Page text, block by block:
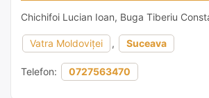
Chichifoi Lucian Ioan, Buga Tiberiu
Vatra Moldoviței , Suceava
Telefon: 0727563470